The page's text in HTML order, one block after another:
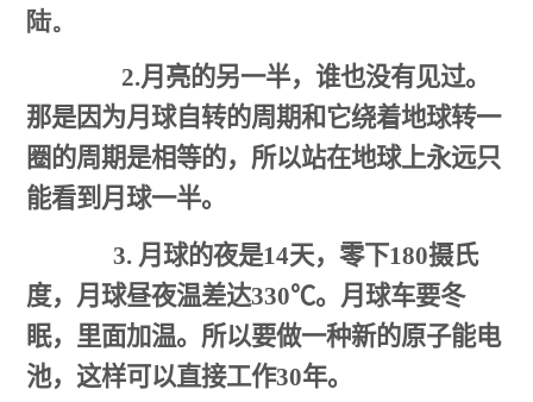
陆。
2.月亮的另一半，谁也没有见过。
那是因为月球自转的周期和它绕着地球转一
圈的周期是相等的，所以站在地球上永远只
能看到月球一半。
3. 月球的夜是14天，零下180摄氏
度，月球昼夜温差达330℃。月球车要冬
眠，里面加温。所以要做一种新的原子能电
池，这样可以直接工作30年。